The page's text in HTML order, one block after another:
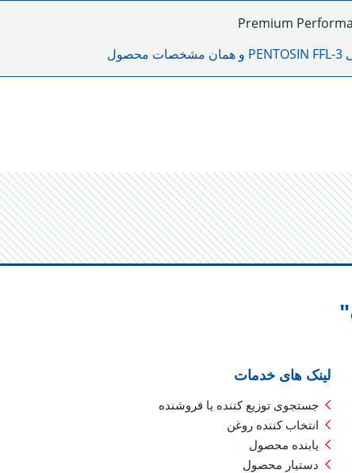
Premium
PENTOSIN FFL-3 و همان مشخصات محصول
لینک های خدمات
جستجوی توزیع کننده یا فروشنده
انتخاب کننده روغن
یابنده محصول
دستیار محصول